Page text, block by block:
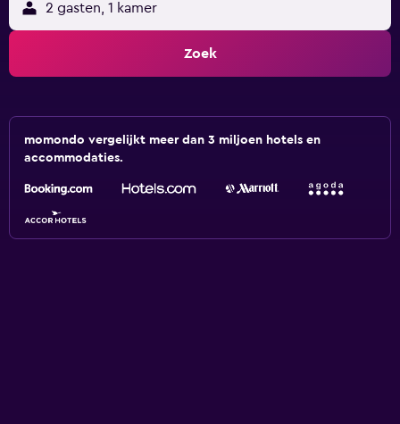
2 gasten, 1 kamer
Zoek
momondo vergelijkt meer dan 3 miljoen hotels en
accommodaties.